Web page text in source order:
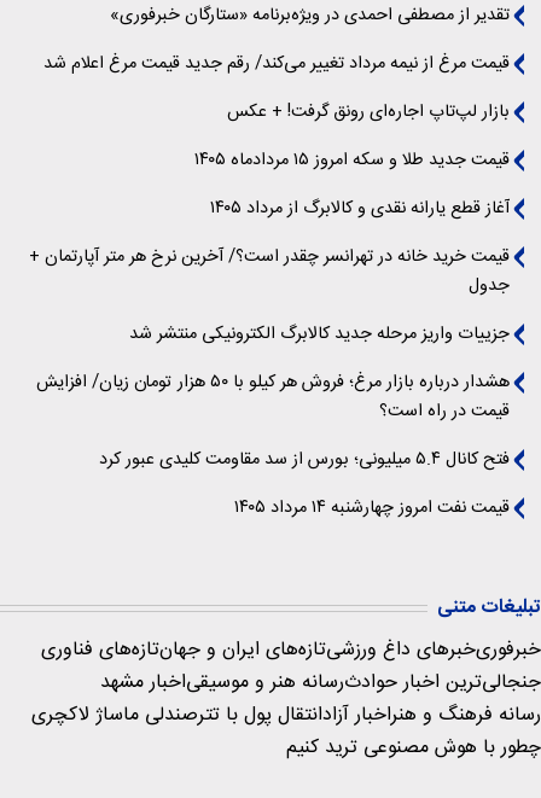
تقدیر از مصطفی احمدی در ویژه‌برنامه «ستارگان خبرفوری»
قیمت مرغ از نیمه مرداد تغییر می‌کند/ رقم جدید قیمت مرغ اعلام شد
بازار لپ‌تاپ اجاره‌ای رونق گرفت! + عکس
قیمت جدید طلا و سکه امروز ۱۵ مردادماه ۱۴۰۵
آغاز قطع یارانه نقدی و کالابرگ از مرداد ۱۴۰۵
قیمت خرید خانه در تهرانسر چقدر است؟/ آخرین نرخ هر متر آپارتمان +
جدول
جزییات واریز مرحله جدید کالابرگ الکترونیکی منتشر شد
هشدار درباره بازار مرغ؛ فروش هر کیلو با ۵۰ هزار تومان زیان/ افزایش
قیمت در راه است؟
فتح کانال ۵.۴ میلیونی؛ بورس از سد مقاومت کلیدی عبور کرد
قیمت نفت امروز چهارشنبه ۱۴ مرداد ۱۴۰۵
تبلیغات متنی
خبرفوریخبرهای داغ ورزشیتازه‌های ایران و جهانتازه‌های فناوری
جنجالی‌ترین اخبار حوادثرسانه هنر و موسیقیاخبار مشهد
رسانه فرهنگ و هنراخبار آزادانتقال پول با تترصندلی ماساژ لاکچری
چطور با هوش مصنوعی ترید کنیم